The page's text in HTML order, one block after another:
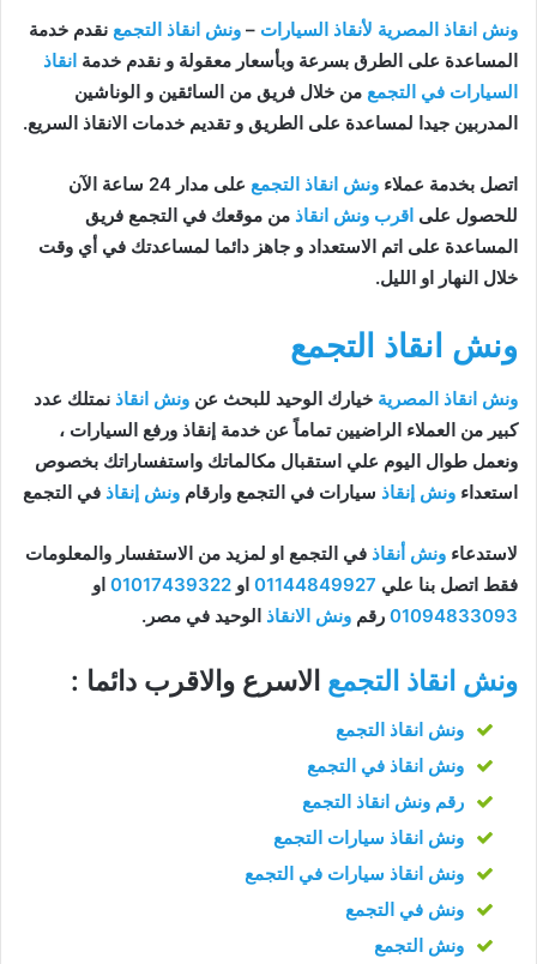
ونش انقاذ المصرية لأنقاذ السيارات – ونش انقاذ التجمع نقدم خدمة
المساعدة على الطرق بسرعة وبأسعار معقولة و نقدم خدمة انقاذ
السيارات في التجمع من خلال فريق من السائقين و الوناشين
المدربين جيدا لمساعدة على الطريق و تقديم خدمات الانقاذ السريع.
اتصل بخدمة عملاء ونش انقاذ التجمع
على مدار 24 ساعة الآن
للحصول على اقرب ونش انقاذ من موقعك في التجمع فريق
المساعدة على اتم الاستعداد و جاهز دائما لمساعدتك في أي وقت
خلال النهار او الليل.
ونش انقاذ التجمع
ونش انقاذ المصرية خيارك الوحيد للبحث عن ونش انقاذ نمتلك عدد
كبير من العملاء الراضيين تماماً عن خدمة إنقاذ ورفع السيارات ،
ونعمل طوال اليوم علي استقبال مكالماتك واستفساراتك بخصوص
استعداء ونش إنقاذ سيارات في التجمع وارقام ونش إنقاذ في التجمع
لاستدعاء ونش أنقاذ في التجمع او لمزيد من الاستفسار والمعلومات
فقط اتصل بنا علي 01144849927 او 01017439322 او
01094833093 رقم ونش الانقاذ الوحيد في مصر.
ونش انقاذ التجمع الاسرع والاقرب دائما :
ونش انقاذ التجمع
ونش انقاذ في التجمع
رقم ونش انقاذ التجمع
ونش انقاذ سيارات التجمع
ونش انقاذ سيارات في التجمع
ونش في التجمع
ونش التجمع